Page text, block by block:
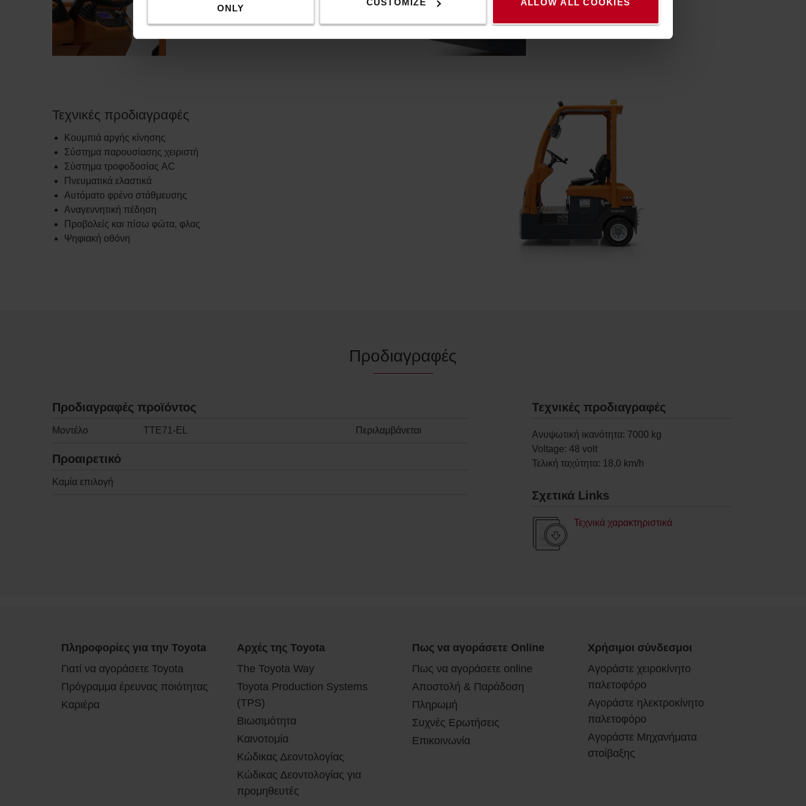
ONLY
CUSTOMIZE ALLOW ALL COOKIES
Τεχνικές προδιαγραφές
Κουμπιά αργής κίνησης
Σύστημα παρουσίασης χειριστή
Σύστημα τροφοδοσίας AC
Πνευματικά ελαστικά
Αυτόματο φρένο στάθμευσης
Αναγεννητική πέδηση
Προβολείς και πίσω φώτα, φλας
Ψηφιακή οθόνη
Προδιαγραφές
Προδιαγραφές προϊόντος
Μοντέλο TTE71-EL Περιλαμβάνεται
Προαιρετικό
Καμία επιλογή
Τεχνικές προδιαγραφές
Ανυψωτική ικανότητα: 7000 kg
Voltage: 48 volt
Τελική ταχύτητα: 18,0 km/h
Σχετικά Links
Τεχνικά χαρακτηριστικά
Πληροφορίες για την Toyota
Γιατί να αγοράσετε Toyota
Πρόγραμμα έρευνας ποιότητας
Καριέρα
Αρχές της Toyota
The Toyota Way
Toyota Production Systems
(TPS)
Βιωσιμότητα
Καινοτομία
Κώδικας Δεοντολογίας
Κώδικας Δεοντολογίας για
προμηθευτές
Πως να αγοράσετε Online
Πως να αγοράσετε online
Αποστολή & Παράδοση
Πληρωμή
Συχνές Ερωτήσεις
Επικοινωνία
Χρήσιμοι σύνδεσμοι
Αγοράστε χειροκίνητο
παλετοφόρο
Αγοράστε ηλεκτροκίνητο
παλετοφόρο
Αγοράστε Μηχανήματα
στοίβαξης